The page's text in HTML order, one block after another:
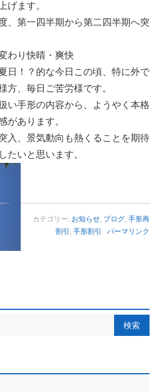
げます。
、第一四半期から第二四半期へ突
わり快晴・爽快
日！？的な今日この頃、特に外で
方、毎日ご苦労様です。
い手形の内容から、ようやく本格
があります。
入、景気動向も熱くることを期待
たいと思います。
カテゴリー: お知らせ, ブログ, 手形再
割引 , 手形割引 パーマリンク